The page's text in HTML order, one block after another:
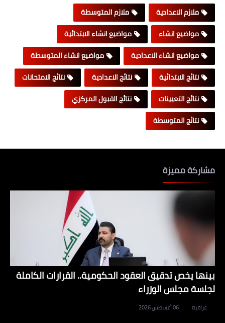
ملازم الاعدادية
ملازم المتوسطة
مواضيع انشاء
مواضيع انشاء الابتدائية
مواضيع انشاء الاعدادية
مواضيع انشاء المتوسطة
نتائج الابتدائية
نتائج الاعدادية
نتائج الامتحانات
نتائج التعيينات
نتائج القبول المركزي
نتائج المتوسطة
مشاركة مميزة
بينها يخص تدقيق العقود الحكومية.. القرارات الكاملة
لجلسة مجلس الوزراء
عراقية 06 أغسطس 2026